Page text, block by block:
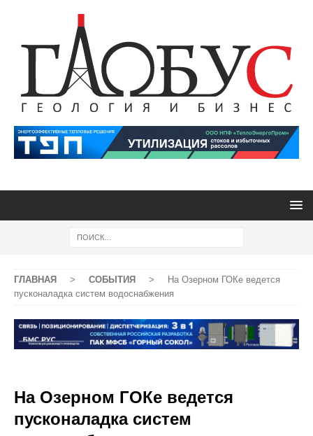
ГЛАВНАЯ > СОБЫТИЯ >
На Озерном ГОКе ведется
пусконаладка систем водоснабжения
На Озерном ГОКе ведется
пусконаладка систем